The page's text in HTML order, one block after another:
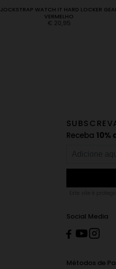
JOCKSTRAP WATCH IT HARD LOCKER
VERMELHO
€ 20,95
Receba 10%
Social Media
Métodos de